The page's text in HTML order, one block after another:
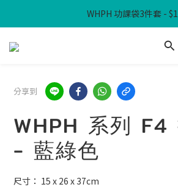
滿$300免本地運費
WHPH 功課袋3件套 -
滿$300免本地運費
分享到
WHPH 系列 F4
- 藍綠色
尺寸： 15 x 26 x 37cm